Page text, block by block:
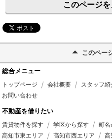
このページ
このペー
総合メニュー
トップページ 会社概要 スタッフ紹
お問い合わせ
不動産を借りたい
賃貸物件を探す 学区から探す 町名
高知市東エリア
高知市西エリア 高